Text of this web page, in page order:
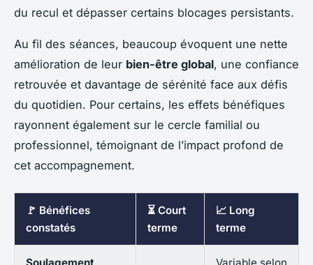
du recul et dépasser certains blocages persistants.
Au fil des séances, beaucoup évoquent une nette
amélioration de leur bien-être global, une confiance
retrouvée et davantage de sérénité face aux défis
du quotidien. Pour certains, les effets bénéfiques
rayonnent également sur le cercle familial ou
professionnel, témoignant de l’impact profond de
cet accompagnement.
🚩 Bénéfices
constatés
⏳ Court
terme
📈 Long
terme
Soulagement
Variable selon